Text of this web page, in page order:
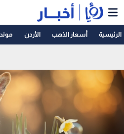
الرئيسية أسعار الذهب الأردن